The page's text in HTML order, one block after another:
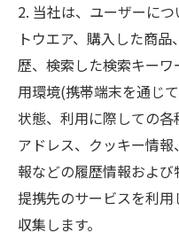
2. 当社は、ユーザーに
トウエア、購入した商
歴、検索した検索キー
用環境(携帯端末を通じ
状態、利用に際しての
アドレス、クッキー情
報などの履歴情報およ
提携先のサービスを利
収集します。